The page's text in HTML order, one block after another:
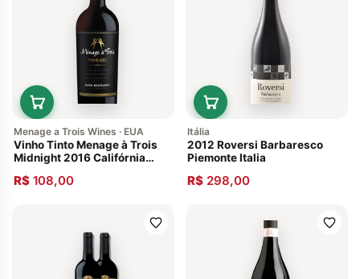
Menage a Trois Wines · EUA
Vinho Tinto Menage à Trois
Midnight 2016 Califórnia
R$ 108,00
Itália
2012 Roversi Barbaresco
Piemonte Italia
R$ 298,00